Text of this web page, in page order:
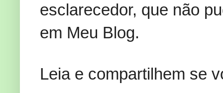
esclarecedor, que não
em Meu Blog.
Leia e compartilhem se